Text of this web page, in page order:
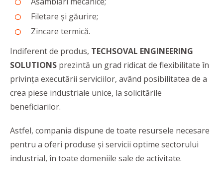
Filetare și găurire;
Zincare termică.
Indiferent de produs, TECHSOVAL ENGINEERING
SOLUTIONS prezintă un grad ridicat de flexibilitate în
privința executării serviciilor, având posibilitatea de a
crea piese industriale unice, la solicitările
beneficiarilor.
Astfel, compania dispune de toate resursele necesare
pentru a oferi produse și servicii optime sectorului
industrial, în toate domeniile sale de activitate.